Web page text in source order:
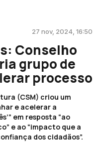
27 nov, 2024, 16:50
Conselho
grupo de
processo
(CSM) criou um
e acelerar a
em resposta “ao
e ao “impacto que a
dos cidadãos”.